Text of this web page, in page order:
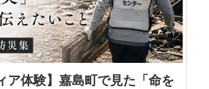
ア体験】嘉島町で見た「命を